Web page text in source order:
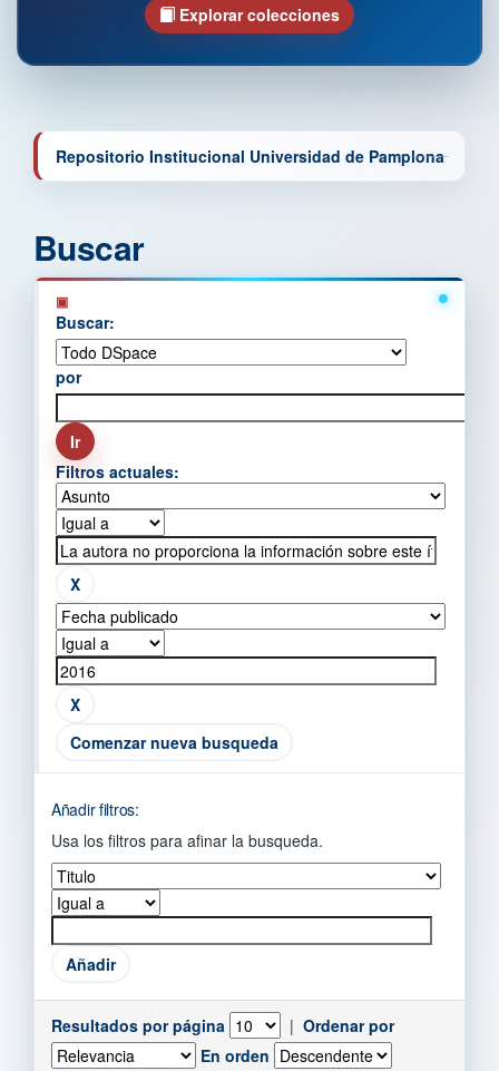
Explorar colecciones
Repositorio Institucional Universidad de Pamplona
Buscar
Buscar:
por
Filtros actuales:
Comenzar nueva busqueda
Añadir filtros:
Usa los filtros para afinar la busqueda.
Resultados por página | Ordenar por
En orden